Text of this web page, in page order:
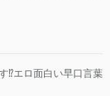
⁉︎エロ面白い早口言葉